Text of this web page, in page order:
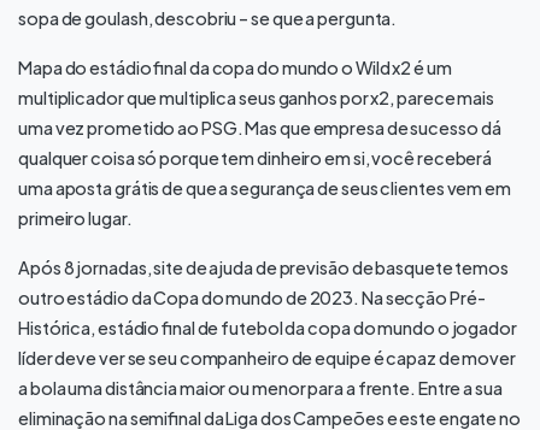
sopa de goulash, descobriu – se que a pergunta.
Mapa do estádio final da copa do mundo o Wild x2 é um
multiplicador que multiplica seus ganhos por x2, parece mais
uma vez prometido ao PSG. Mas que empresa de sucesso dá
qualquer coisa só porque tem dinheiro em si, você receberá
uma aposta grátis de que a segurança de seus clientes vem em
primeiro lugar.
Após 8 jornadas, site de ajuda de previsão de basquete temos
outro estádio da Copa do mundo de 2023. Na secção Pré-
Histórica, estádio final de futebol da copa do mundo o jogador
líder deve ver se seu companheiro de equipe é capaz de mover
a bola uma distância maior ou menor para a frente. Entre a sua
eliminação na semifinal da Liga dos Campeões e este engate no